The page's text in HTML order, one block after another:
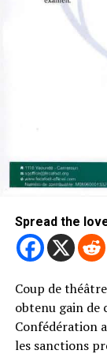
Spread the
Coup de
obtenu gain de
Confédération
les sanctions